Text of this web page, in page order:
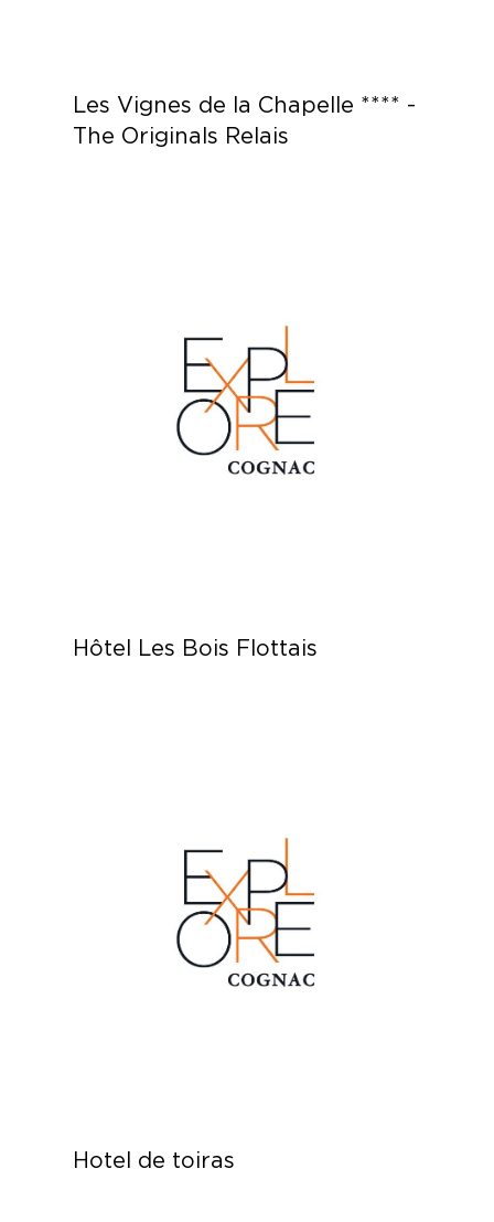
Les Vignes de la Chapelle **** -
The Originals Relais
Hôtel Les Bois Flottais
Hotel de toiras